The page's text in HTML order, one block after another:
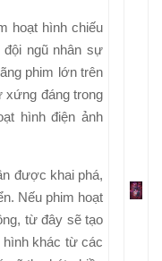
hoạt hình chiếu
ngũ nhân sự
phim lớn trên
xứng đáng trong
hình điện ảnh
được khai phá,
Nếu phim hoạt
từ đây sẽ tạo
hình khác từ các